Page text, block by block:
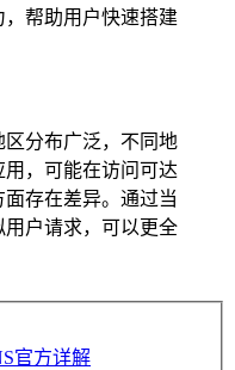
帮助用户快速搭建
分布广泛，不同地
，可能在访问可达
存在差异。通过当
户请求，可以更全
官方详解